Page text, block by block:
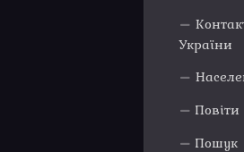
України
Повіти
Пошук